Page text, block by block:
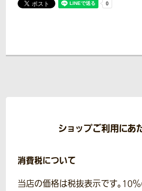
ショップご利用にあ
消費税について
当店の価格は税抜表示です。10